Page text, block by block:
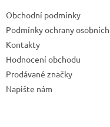
Obchodní podmínky
Podmínky ochrany
Kontakty
Hodnocení obchodu
Prodávané značky
Napište nám